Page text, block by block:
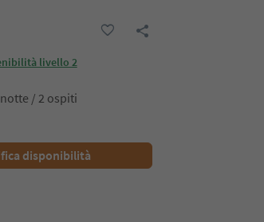
livello 2
/ 2 ospiti
disponibilità